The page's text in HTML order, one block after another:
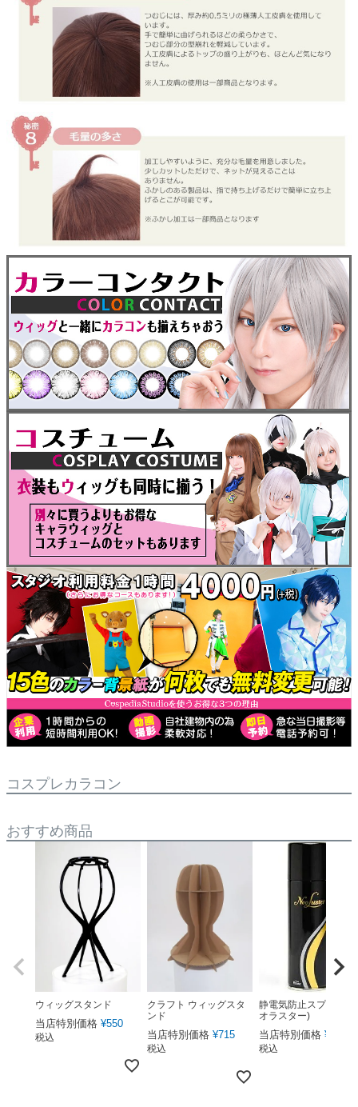
コスプレカラコン
おすすめ商品
ウィッグスタンド
当店特別価格 ¥550
税込
クラフト ウィッグスタ
ンド
当店特別価格 ¥715
税込
静電気防止スプレー(ネ
オラスター)
当店特別価格 ¥
税込